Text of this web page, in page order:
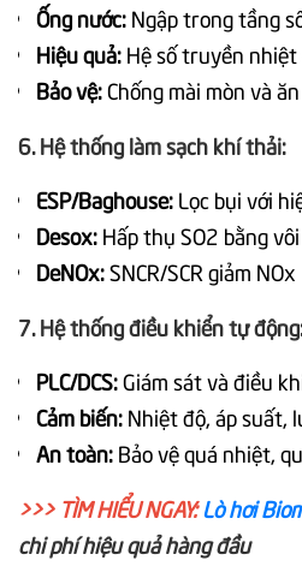
Ống nước: Ngập trong tầng
Hiệu quả: Hệ số truyền
Bảo vệ:Chống mài mòn và
6. Hệ thống làm sạch khí thải:
ESP/Baghouse: Lọc bụi với
Desox: Hấp thụ SO2 bằng vôi
DeNOx:SNCR/SCR giảm NOx
7. Hệ thống điều khiển tự
PLC/DCS:Giám sát và điều
Cảm biến: Nhiệt độ, áp suất,
An toàn: Bảo vệ quá nhiệt,
>>> TÌM HIỂU NGAY:Lò hơi
chi phí hiệu quả hàng đầu